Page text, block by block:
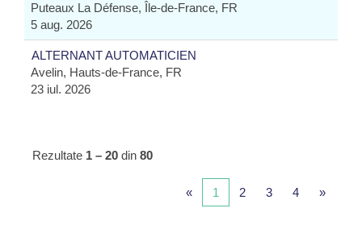
Puteaux La Défense, Île-de-France, FR
5 aug. 2026
ALTERNANT AUTOMATICIEN
Avelin, Hauts-de-France, FR
23 iul. 2026
Rezultate 1 – 20 din 80
« 1 2 3 4 »